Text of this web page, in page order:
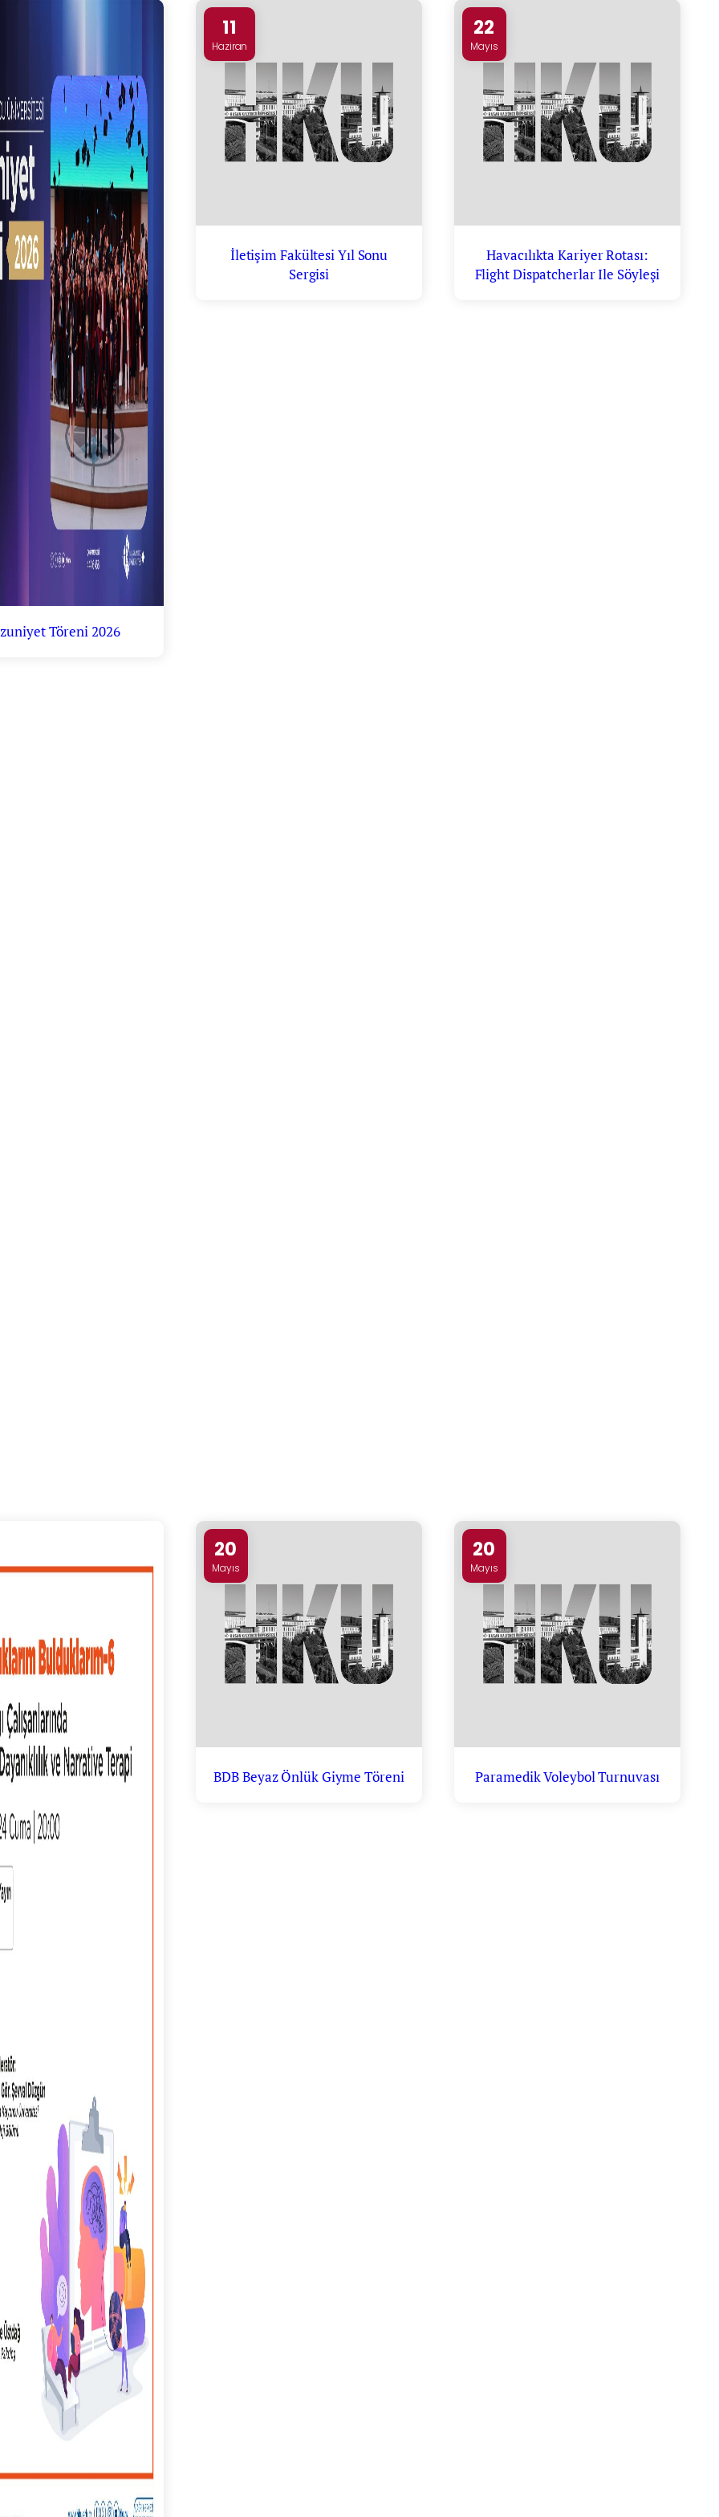
Töreni 2026
11
Haziran
İletişim Fakültesi Yıl Sonu
Sergisi
22
Mayıs
Havacılıkta Kariyer Rotası:
Flight Dispatcherlar Ile Söyleşi
20
Mayıs
BDB Beyaz Önlük Giyme Töreni
20
Mayıs
Paramedik Voleybol Turnuvası